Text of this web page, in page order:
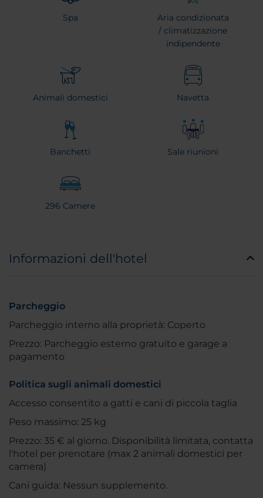
Spa
Aria condizionata
/ climatizzazione
indipendente
Animali domestici Navetta
Banchetti Sale riunioni
296 Camere
Informazioni dell'hotel
Parcheggio
Parcheggio interno alla proprietà: Coperto
Prezzo: Parcheggio esterno gratuito e garage a
pagamento
Politica sugli animali domestici
Accesso consentito a gatti e cani di piccola taglia
Peso massimo: 25 kg
Prezzo: 35 € al giorno. Disponibilità limitata, contatta
l'hotel per prenotare (max 2 animali domestici per
camera)
Cani guida: Nessun supplemento.